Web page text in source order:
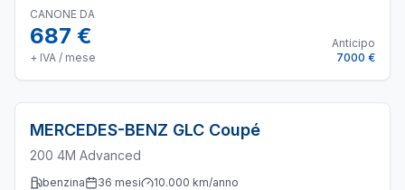
CANONE DA
687 €
+ IVA / mese
Anticipo
7000 €
MERCEDES-BENZ GLC Coupé
200 4M Advanced
benzina 36 mesi 10.000 km/anno